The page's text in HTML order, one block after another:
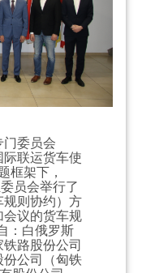
委员会
联运货车使
框架下，
员会举行了
则协约）方
议的货车规
：白俄罗斯
路股份公司
份公司（匈铁